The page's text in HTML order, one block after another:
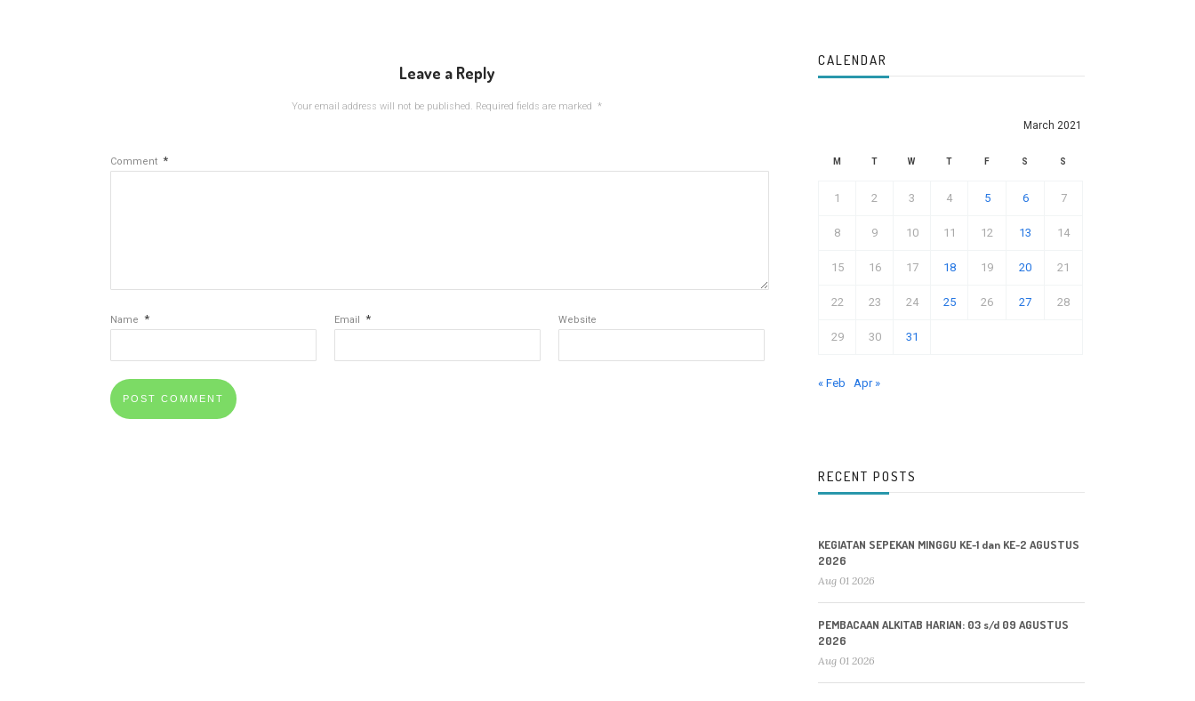
Leave a Reply
Your email address will not be published. Required fields are marked *
Comment *
Name * Email * Website
CALENDAR
March 2021
M T W T F S S
1 2 3 4 5 6 7
8 9 10 11 12 13 14
15 16 17 18 19 20 21
22 23 24 25 26 27 28
29 30 31
« Feb Apr »
RECENT POSTS
KEGIATAN SEPEKAN MINGGU KE-1 dan KE-2 AGUSTUS
2026
Aug 01 2026
PEMBACAAN ALKITAB HARIAN: 03 s/d 09 AGUSTUS
2026
Aug 01 2026